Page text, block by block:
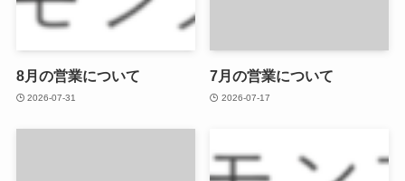
8月の営業について
2026-07-31
7月の営業について
2026-07-17